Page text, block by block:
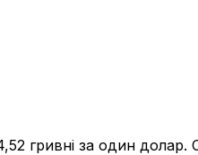
гривні за один долар.